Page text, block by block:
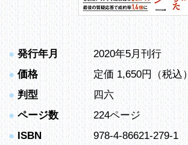
● 発行年月
2020年5月刊行
● 価格
定価 1,650円（税込）
● 判型
四六
● ページ数
224ページ
● ISBN 978-4-86621-279-1